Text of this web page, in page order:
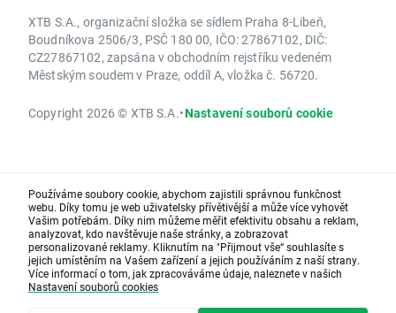
XTB S.A., organizační složka se sídlem Praha 8-Libeň,
Boudníkova 2506/3, PSČ 180 00, IČO: 27867102, DIČ:
CZ27867102, zapsána v obchodním rejstříku vedeném
Městským soudem v Praze, oddíl A, vložka č. 56720.
Copyright 2026 © XTB S.A.•Nastavení souborů cookie
Používáme soubory cookie, abychom zajistili správnou funkčnost
webu. Díky tomu je web uživatelsky přívětivější a může více vyhovět
Vašim potřebám. Díky nim můžeme měřit efektivitu obsahu a reklam,
analyzovat, kdo navštěvuje naše stránky, a zobrazovat
personalizované reklamy. Kliknutím na "Přijmout vše“ souhlasíte s
jejich umístěním na Vašem zařízení a jejich používáním z naší strany.
Více informací o tom, jak zpracováváme údaje, naleznete v našich
Nastavení souborů cookies